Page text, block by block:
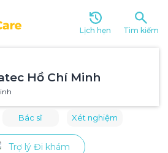
Lịch hẹn Tìm kiếm
Hồ Chí Minh
Bác sĩ Xét nghiệm
Trợ lý Đi khám